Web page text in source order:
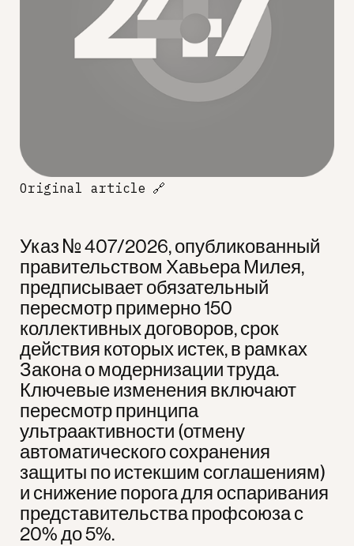
Указ № 407/2026, опубликованный
правительством Хавьера Милея,
предписывает обязательный
пересмотр примерно 150
коллективных договоров, срок
действия которых истек, в рамках
Закона о модернизации труда.
Ключевые изменения включают
пересмотр принципа
ультраактивности (отмену
автоматического сохранения
защиты по истекшим соглашениям)
и снижение порога для оспаривания
представительства профсоюза с
20% до 5%.
Original article 🔗